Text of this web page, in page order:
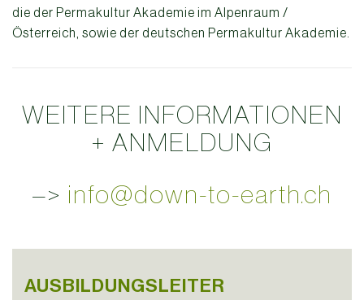
die der Permakultur Akademie im Alpenraum /
Österreich, sowie der deutschen Permakultur Akademie.
WEITERE INFORMATIONEN
+ ANMELDUNG
–> info@down-to-earth.ch
AUSBILDUNGSLEITER